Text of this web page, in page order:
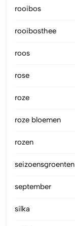
rooibos
rooibosthee
roos
rose
roze
roze bloemen
rozen
seizoensgroenten
september
silka